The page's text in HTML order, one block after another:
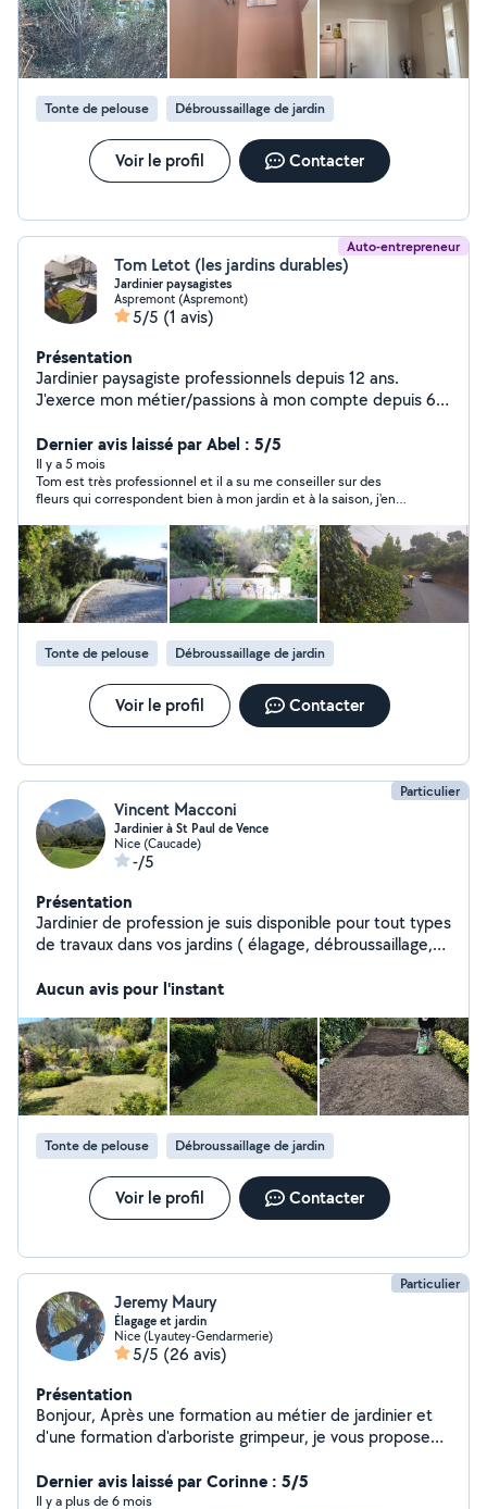
Tonte de pelouse Débroussaillage de jardin
Voir le profil Contacter
Auto-entrepreneur
Tom Letot (les jardins durables)
Jardinier paysagistes
Aspremont (Aspremont)
5/5 (1 avis)
Présentation
Jardinier paysagiste professionnels depuis 12 ans.
J'exerce mon métier/passions à mon compte depuis 6
forme en continue autour des : Plantes bio-indicatrices/
taille fruitières / Compréhension du sol / Créations de
potager / Pépiniériste végétal local/ Bassins / Maitre
composteur etc.. Équipé pour touts types de
prestations, je réalise: Entretiens de jardins Remise de
état Travaux de clôture Design et conseils Travaux de
maçonnerie Pose d'arrosage automatique Créations de
jardin comestible ( Potager,verger,maraîchage)
Réalisation de travaux d'ebenisterie ( jardinière, terrasse
etc..) Je met en avant mes savoir faire autour du vivant,
afin de réaliser des prestations les plus adéquates avec
l'environnement ( Respect du végétal, plantations
adapté, traitement naturels) Site internet :
lesjardinsdurables Ensemble nous trouverons une
Dernier avis laissé par Abel : 5/5
Il y a 5 mois
Tom est très professionnel et il a su me conseiller sur des
fleurs qui correspondent bien à mon jardin et à la saison, j'en
Tonte de pelouse Débroussaillage de jardin
Voir le profil Contacter
Particulier
Vincent Macconi
Jardinier à St Paul de Vence
Nice (Caucade)
-/5
Présentation
Jardinier de profession je suis disponible pour tout types
de travaux dans vos jardins ( élagage, débroussaillage,
Aucun avis pour l'instant
Tonte de pelouse Débroussaillage de jardin
Voir le profil Contacter
Particulier
Jeremy Maury
Élagage et jardin
Nice (Lyautey-Gendarmerie)
5/5 (26 avis)
Présentation
Bonjour, Après une formation au métier de jardinier et
d'une formation d'arboriste grimpeur, je vous propose
Dernier avis laissé par Corinne : 5/5
Il y a plus de 6 mois